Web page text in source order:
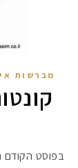
מברשות
בפוסט הקודם ריכזתי רשימה של אתרים ועסקים ישראליים לתקופה